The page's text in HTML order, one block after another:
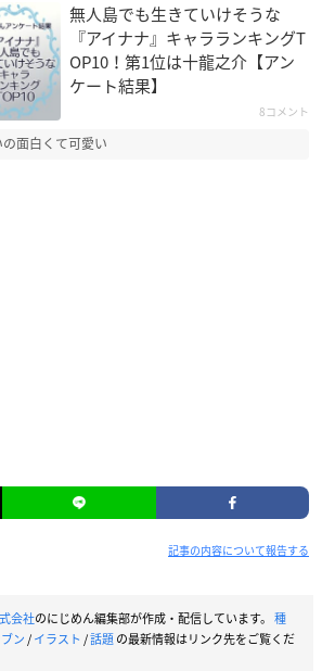
無人島でも生きていけそうな
『アイナナ』キャラランキングT
OP10！第1位は十龍之介【アン
ケート結果】
8コメント
面白くて可愛い
記事の内容について報告する
会社のにじめん編集部が作成・配信しています。 種
ン/イラスト /話題の最新情報はリンク先をご覧くだ